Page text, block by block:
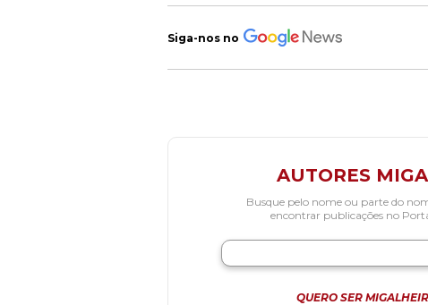
Siga-nos no
AUTORES
Busque pelo nome ou parte do
encontrar publicações no
QUERO SER